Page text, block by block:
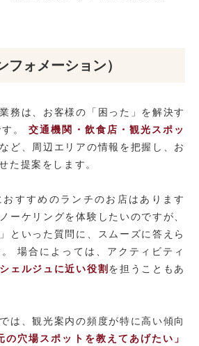
フォメーション）
務は、お客様の「困った」を解決す
す。交通機関・飲食店・観光スポッ
など、周辺エリアの情報を把握し、お
た提案をします。
すすめのランチのお店はあります
ーケリングを体験したいのですが、
といった質問に、スムーズに答えら
場合によっては、アクティビティ
ェルジュに近い役割 を担うこともあ
は、観光案内の頻度が特に高い傾向
の穴場スポットを教えてあげたい」